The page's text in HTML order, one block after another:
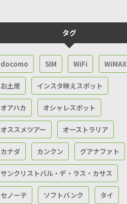
タグ
docomo SIM WiFi WiMAX
お土産 インスタ映えスポット
オアハカ オシャレスポット
オススメツアー オーストラリア
カナダ カンクン グアナファト
サンクリストバル・デ・ラス・カサス
セノーテ ソフトバンク タイ